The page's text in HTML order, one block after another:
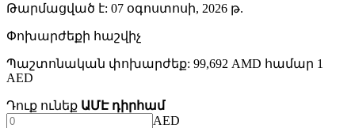
Թարմացված է: 07 օգոստոսի, 2026 թ.
Փոխարժեքի հաշվիչ
Պաշտոնական փոխարժեք: 99,692 AMD համար 1
AED
Դուք ունեք ԱՄԷ դիրհամ
AED